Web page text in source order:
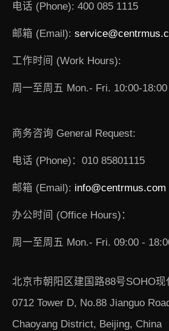
电话 (Phone): 400 085 1115
邮箱 (Email):
工作时间 (Work Hours):
周一至周五 Mon.- Fri. 10:00-18:00
商务咨询 General Request:
电话 (Phone)：010 85801115
邮箱 (Email): info@centrmus.com
办公时间 (Office Hours)：
周一至周五 Mon.- Fri. 09:00 -
北京市朝阳区建国路88号SOHO现
0712 Tower D, No.88 Jianguo
Chaoyang District, Beijing, China